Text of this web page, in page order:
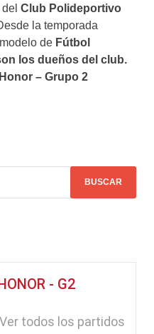
Club Polideportivo
la temporada
de Fútbol
los dueños del club.
– Grupo 2
- G2
Ver todos los partidos